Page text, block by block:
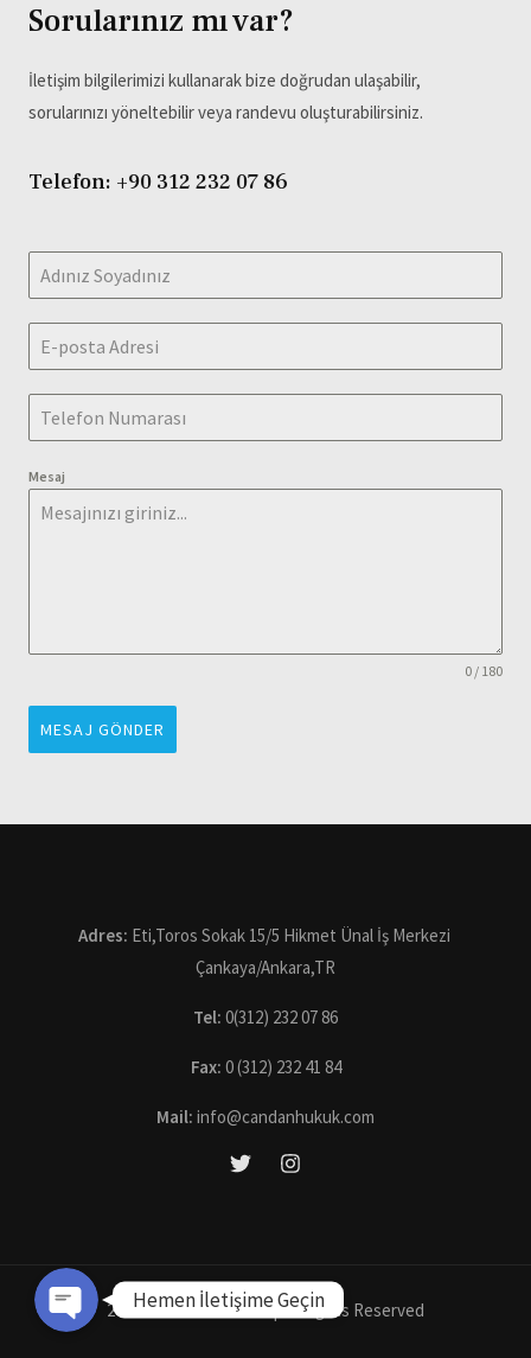
Sorularınız mı var?
İletişim bilgilerimizi kullanarak bize doğrudan ulaşabilir,
sorularınızı yöneltebilir veya randevu oluşturabilirsiniz.
Telefon: +90 312 232 07 86
Mesaj
0 / 180
MESAJ GÖNDER
Adres: Eti,Toros Sokak 15/5 Hikmet Ünal İş Merkezi
Çankaya/Ankara,TR
Tel: 0(312) 232 07 86
Fax: 0 (312) 232 41 84
Mail: info@candanhukuk.com
2022 CANDAN HUKUK | All Rights Reserved
Hemen İletişime Geçin